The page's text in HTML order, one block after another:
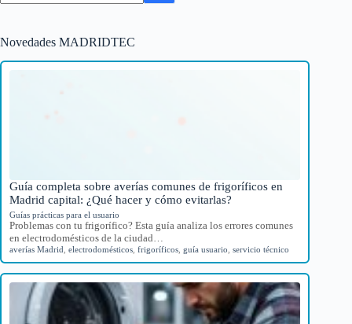
Novedades MADRIDTEC
Guía completa sobre averías comunes de frigoríficos en
Madrid capital: ¿Qué hacer y cómo evitarlas?
Guías prácticas para el usuario
Problemas con tu frigorífico? Esta guía analiza los errores comunes
en electrodomésticos de la ciudad…
averías Madrid electrodomésticos frigoríficos guía usuario servicio técnico